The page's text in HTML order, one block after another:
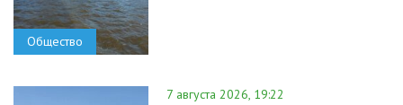
Общество
7 августа 2026, 19:22